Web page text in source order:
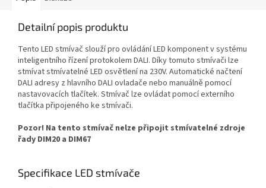
Detailní popis produktu
Tento LED stmívač slouží pro ovládání LED komponent v systému
inteligentního řízení protokolem DALI. Díky tomuto stmívači lze
stmívat stmívatelné LED osvětlení na 230V. Automatické načtení
DALI adresy z hlavního DALI ovladače nebo manuálně pomocí
nastavovacích tlačítek. Stmívač lze ovládat pomocí externího
tlačítka připojeného ke stmívači.
Pozor! Na tento stmívač nelze připojit stmívatelné zdroje
řady DIM20 a DIM67
Specifikace LED stmívače